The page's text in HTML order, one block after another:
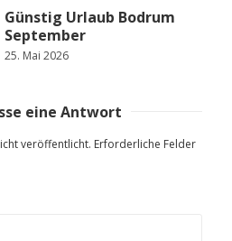
Günstig Urlaub Bodrum
September
25. Mai 2026
eine Antwort
veröffentlicht. Erforderliche Felder